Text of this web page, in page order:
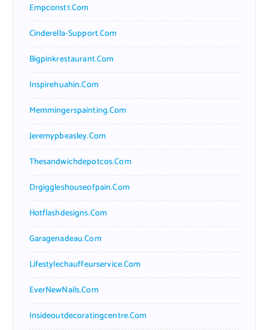
Empconst1.com
Cinderella-Support.com
Bigpinkrestaurant.com
Inspirehuahin.com
Memmingerspainting.com
Jeremypbeasley.com
Thesandwichdepotcos.com
Drgiggleshouseofpain.com
Hotflashdesigns.com
Garagenadeau.com
Lifestylechauffeurservice.com
EverNewNails.com
Insideoutdecoratingcentre.com